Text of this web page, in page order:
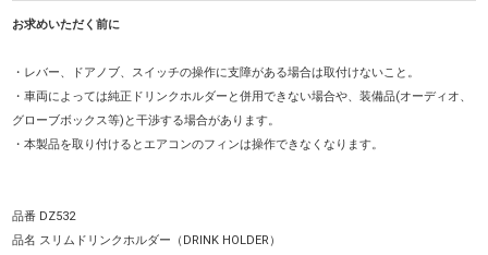
お求めいただく前に
・レバー、ドアノブ、スイッチの操作に支障がある場合は取付けないこと。
・車両によっては純正ドリンクホルダーと併用できない場合や、装備品(オーディオ、
グローブボックス等)と干渉する場合があります。
・本製品を取り付けるとエアコンのフィンは操作できなくなります。
品番 DZ532
品名 スリムドリンクホルダー（DRINK HOLDER）